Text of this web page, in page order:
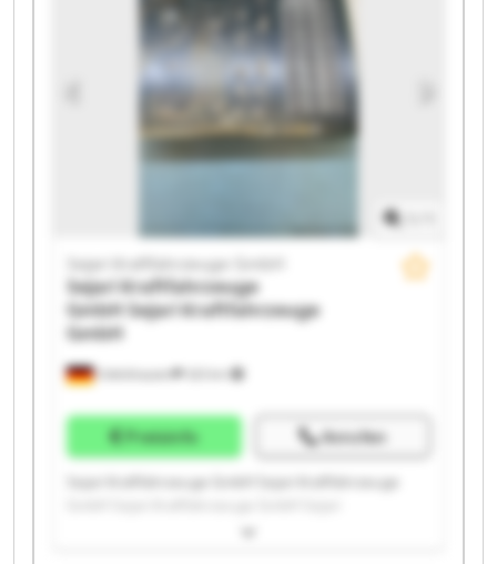
GmbH Sejari Kraftfahrzeuge GmbH Sejari
Kraftfahrzeuge GmbH Sejari Kraftfahrzeuge GmbH
Sejari Kraftfahrzeuge GmbH Sejari Kraftfahrzeuge
GmbH Sejari Kraftfahrzeuge GmbH Sejari
Odelzhausen
Sejari Kraftfahrzeuge GmbH
Sejari Kraftfahrzeuge
GmbH Sejari Kraftfahrzeuge
GmbH
Preisinfo Anrufen
Sejari Kraftfahrzeuge GmbH Sejari Kraftfahrzeuge
Kraftfahrzeuge GmbH Sejari Kraftfahrzeuge GmbH